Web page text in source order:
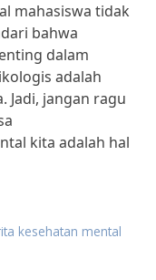
mahasiswa tidak
bahwa
dalam
adalah
Jadi, jangan ragu
kita adalah hal
kesehatan mental